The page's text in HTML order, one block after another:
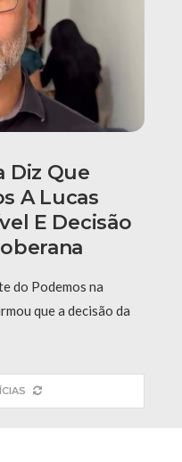
Diz Que
A Lucas
E Decisão
do Podemos na
que a decisão da